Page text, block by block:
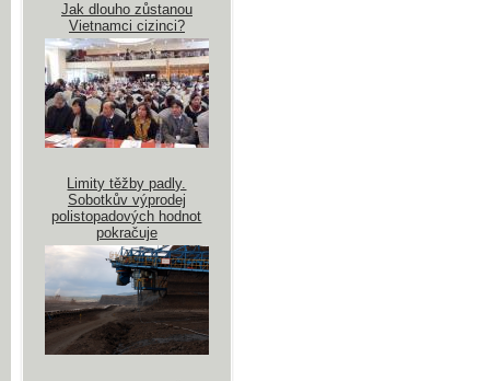
Jak dlouho zůstanou
Vietnamci cizinci?
Limity těžby padly.
Sobotkův výprodej
polistopadových hodnot
pokračuje